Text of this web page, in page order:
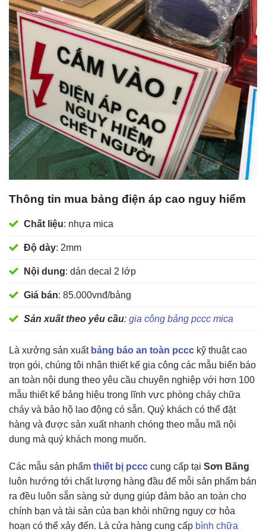
Thông tin mua bảng điện áp cao nguy hiểm
Chất liệu: nhựa mica
Độ dày: 2mm
Nội dung: dán decal 2 lớp
Giá bán: 85.000vnđ/bảng
Sản xuất theo yêu cầu: gia công bảng pccc mica
Là xưởng sản xuất bảng báo an toàn pccc kỹ thuật cao
trọn gói, chúng tôi nhận thiết kế gia công các mẫu biển báo
an toàn nội dung theo yêu cầu chuyên nghiệp với hơn 100
mẫu thiết kế bảng hiệu trong lĩnh vực phòng cháy chữa
cháy và bảo hộ lao động có sẵn. Quý khách có thể đặt
hàng và được sản xuất nhanh chóng theo mẫu mã nội
dung mà quý khách mong muốn.
Các mẫu sản phẩm thiết bị pccc cung cấp tại Sơn Băng
luôn hướng tới chất lượng hàng đầu để mỗi sản phẩm bán
ra đều luôn sẵn sàng sử dụng giúp đảm bảo an toàn cho
chính bạn và tài sản của bạn khỏi những nguy cơ hỏa
hoạn có thể xảy đến. Là cửa hàng cung cấp bình chữa